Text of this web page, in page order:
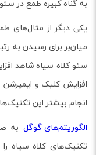
به گناه کبیره طمع در
یکی دیگر از مثال‌های
میان‌بر برای رسیدن به
افزایش کلیک و
انجام بیشتر این
الگوریتم‌های گوگل به
تکنیک‌های کلاه سیاه